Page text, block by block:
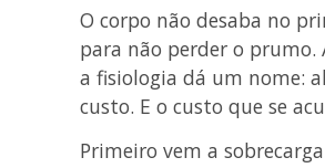
O corpo não desaba no
para não perder o prumo.
a fisiologia dá um nome:
custo. E o custo que se
Primeiro vem a